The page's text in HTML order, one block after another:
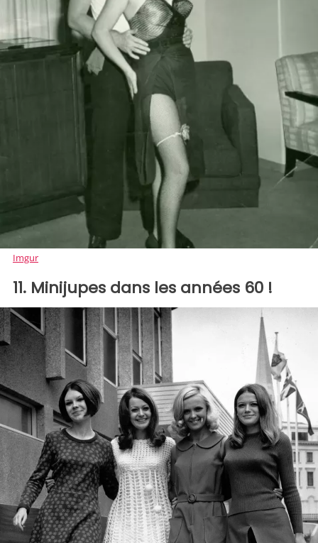
Imgur
11. Minijupes dans les années 60 !